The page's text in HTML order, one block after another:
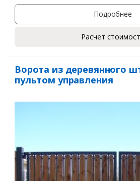
Подробнее
Расчет
Ворота из деревянного
пультом управления